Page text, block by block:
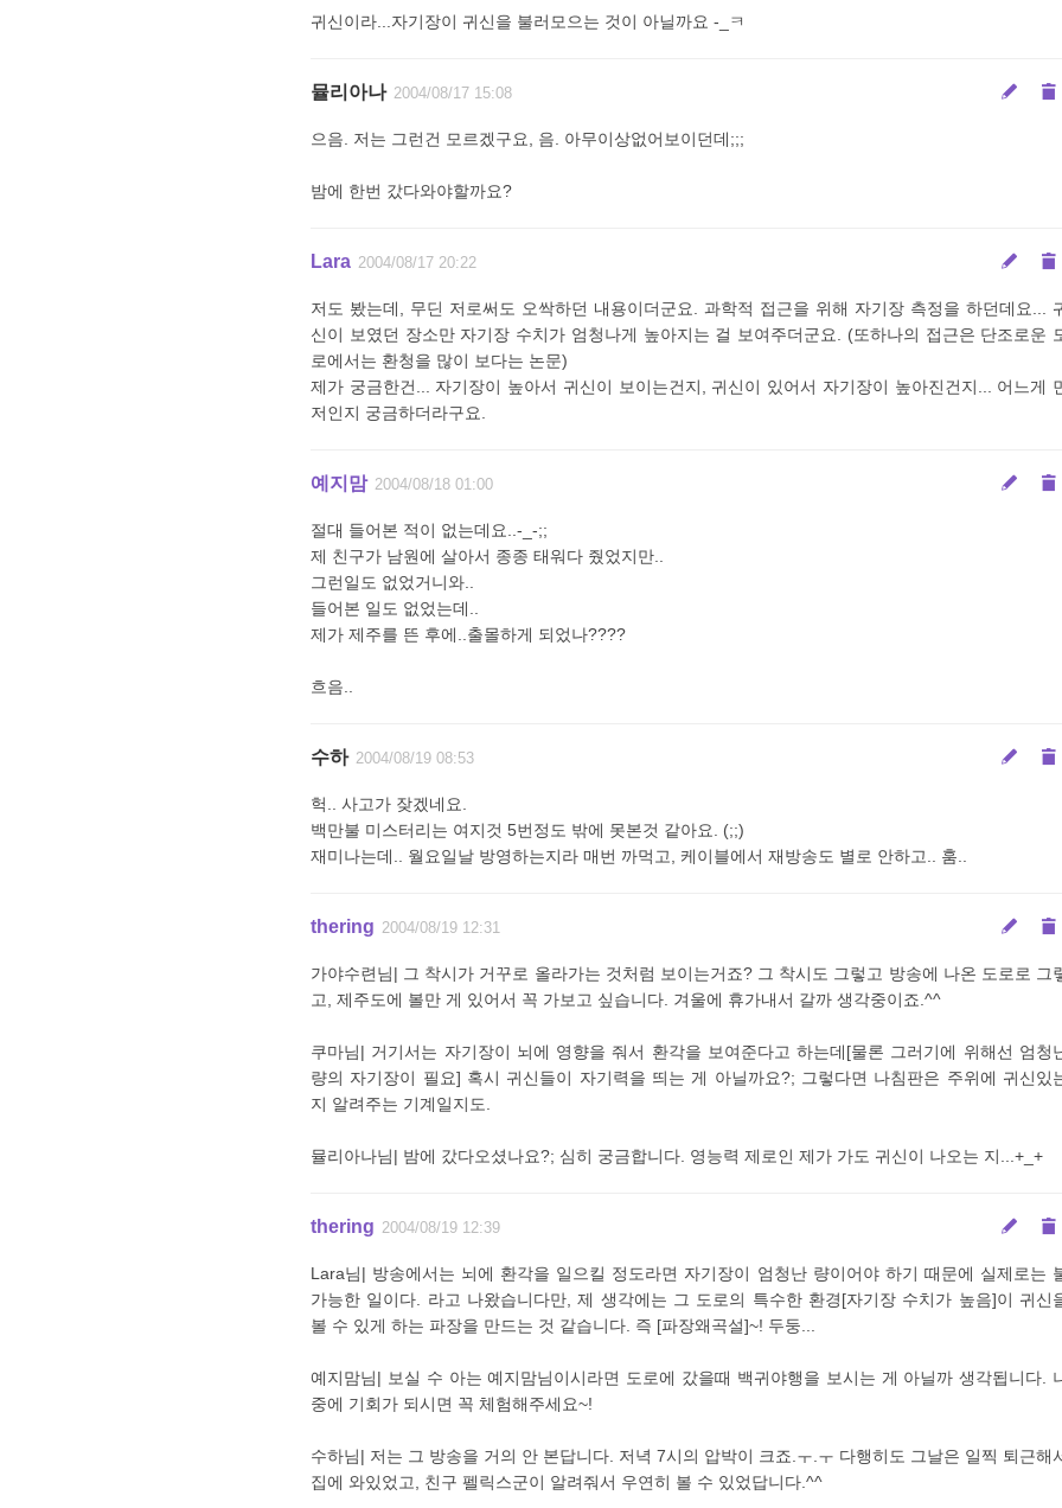
귀신이라...자기장이 귀신을 불러모으는 것이 아닐까요 -_ㅋ
뮬리아나 2004/08/17 15:08
으음. 저는 그런건 모르겠구요, 음. 아무이상없어보이던데;;;
밤에 한번 갔다와야할까요?
Lara 2004/08/17 20:22
저도 봤는데, 무딘 저로써도 오싹하던 내용이더군요. 과학적 접근을 위해 자기장 측정을 하던데요...
신이 보였던 장소만 자기장 수치가 엄청나게 높아지는 걸 보여주더군요. (또하나의 접근은 단조로운
로에서는 환청을 많이 보다는 논문)
제가 궁금한건... 자기장이 높아서 귀신이 보이는건지, 귀신이 있어서 자기장이 높아진건지... 어느게
저인지 궁금하더라구요.
예지맘 2004/08/18 01:00
절대 들어본 적이 없는데요..-_-;;
제 친구가 남원에 살아서 종종 태워다 줬었지만..
그런일도 없었거니와..
들어본 일도 없었는데..
제가 제주를 뜬 후에..출몰하게 되었나????
흐음..
수하 2004/08/19 08:53
헉.. 사고가 잦겠네요.
백만불 미스터리는 여지것 5번정도 밖에 못본것 같아요. (;;)
재미나는데.. 월요일날 방영하는지라 매번 까먹고, 케이블에서 재방송도 별로 안하고.. 훔..
thering 2004/08/19 12:31
가야수련님| 그 착시가 거꾸로 올라가는 것처럼 보이는거죠? 그 착시도 그렇고 방송에 나온 도로로 그
고, 제주도에 볼만 게 있어서 꼭 가보고 싶습니다. 겨울에 휴가내서 갈까 생각중이죠.^^
쿠마님| 거기서는 자기장이 뇌에 영향을 줘서 환각을 보여준다고 하는데[물론 그러기에 위해선 엄청
량의 자기장이 필요] 혹시 귀신들이 자기력을 띄는 게 아닐까요?; 그렇다면 나침판은 주위에 귀신있
지 알려주는 기계일지도.
뮬리아나님| 밤에 갔다오셨나요?; 심히 궁금합니다. 영능력 제로인 제가 가도 귀신이 나오는 지...+_+
thering 2004/08/19 12:39
Lara님| 방송에서는 뇌에 환각을 일으킬 정도라면 자기장이 엄청난 량이어야 하기 때문에 실제로는
가능한 일이다. 라고 나왔습니다만, 제 생각에는 그 도로의 특수한 환경[자기장 수치가 높음]이 귀신
볼 수 있게 하는 파장을 만드는 것 같습니다. 즉 [파장왜곡설]~! 두둥...
예지맘님| 보실 수 아는 예지맘님이시라면 도로에 갔을때 백귀야행을 보시는 게 아닐까 생각됩니다.
중에 기회가 되시면 꼭 체험해주세요~!
수하님| 저는 그 방송을 거의 안 본답니다. 저녁 7시의 압박이 크죠.ㅜ.ㅜ 다행히도 그날은 일찍 퇴근해
집에 와있었고, 친구 펠릭스군이 알려줘서 우연히 볼 수 있었답니다.^^